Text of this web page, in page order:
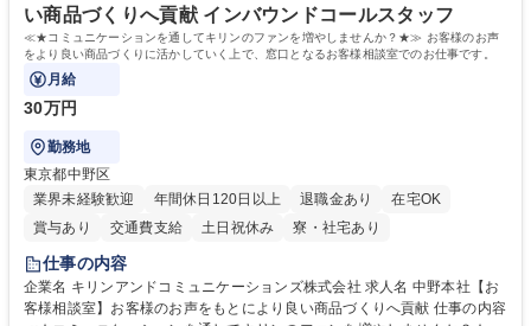
務の持ち帰りも禁止されており、メリハリのある働き方となります。 学
歴・資格 学歴：大学院 大学 高専 短大 語学力： 資格：
い商品づくりへ貢献 インバウンドコールスタッフ
≪★コミュニケーションを通してキリンのファンを増やしませんか？★≫ お客様のお声
をより良い商品づくりに活かしていく上で、窓口となるお客様相談室でのお仕事です。
月給
30万円
勤務地
東京都中野区
業界未経験歓迎
年間休日120日以上 退職金あり
在宅OK
賞与あり
交通費支給 土日祝休み 寮・社宅あり
仕事の内容
企業名 キリンアンドコミュニケーションズ株式会社 求人名 中野本社【お
客様相談室】お客様のお声をもとにより良い商品づくりへ貢献 仕事の内容